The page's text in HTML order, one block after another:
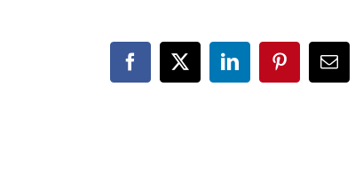
Facebook
X LinkedInPinterestEmail